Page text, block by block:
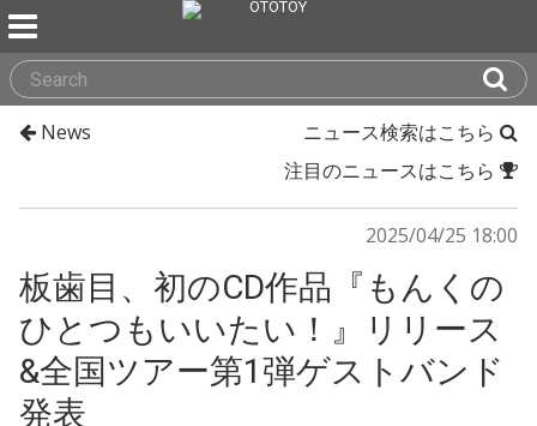
News
ニュース検索はこちら
注目のニュースはこちら
2025/04/25 18:00
板歯目、初のCD作品『もんくの
ひとつもいいたい！』リリース
&全国ツアー第1弾ゲストバンド
発表